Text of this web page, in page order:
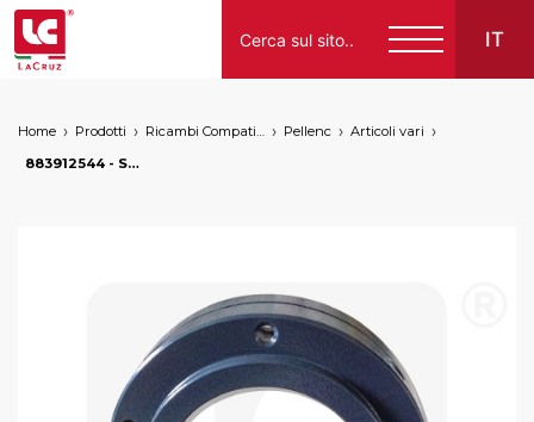
IT
Italiano
Home Prodotti Ricambi Compatibili per Vendemmiatrici a Marchio Pellenc
Articoli vari
883912544 - Supporto inferiore colonne posteriori Pellenc, markets: []string{"A", "B", "AU"}